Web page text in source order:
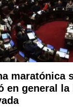
maratónica
en general la